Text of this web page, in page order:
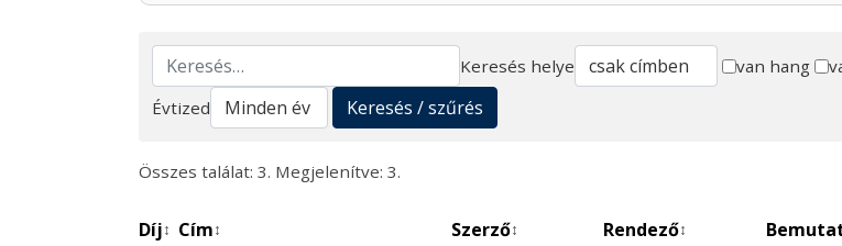
Keresés
Keresés helye van hang
Évtized
Keresés / szűrés
Összes találat: 3. Megjelenítve: 3.
Díj↕ Cím↕ Szerző↕ Rendező↕